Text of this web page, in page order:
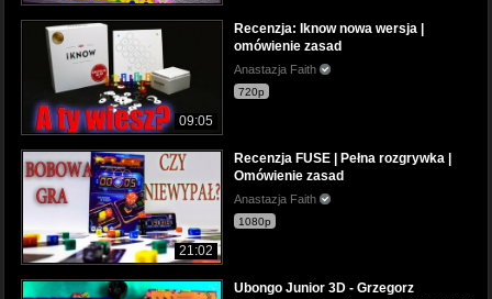
09:05
Recenzja: Iknow nowa wersja |
omówienie zasad
Anastazja Faith
720p
21:02
Recenzja FUSE | Pełna rozgrywka |
Omówienie zasad
Anastazja Faith
1080p
Ubongo Junior 3D - Grzegorz